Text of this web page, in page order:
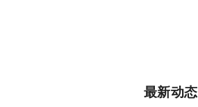
最新动态